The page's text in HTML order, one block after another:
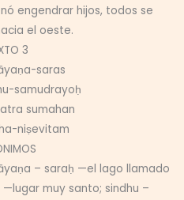
engendrar hijos, todos se
el oeste.
3
saras
samudrayoḥ
sumahan
niṣevitam
– saraḥ —el lago llamado
muy santo; sindhu –